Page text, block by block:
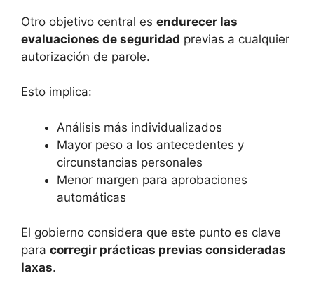
Otro objetivo central es endurecer las
evaluaciones de seguridad previas a cualquier
autorización de parole.
Esto implica:
Análisis más individualizados
Mayor peso a los antecedentes y
circunstancias personales
Menor margen para aprobaciones
automáticas
El gobierno considera que este punto es clave
para corregir prácticas previas consideradas
laxas.